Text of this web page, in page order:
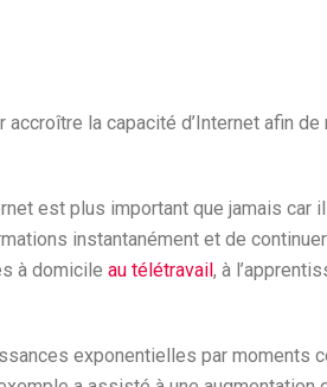
la capacité d’Internet afin
est plus important que jamais car
instantanément et de
à domicile au télétravail, à
exponentielles par moments